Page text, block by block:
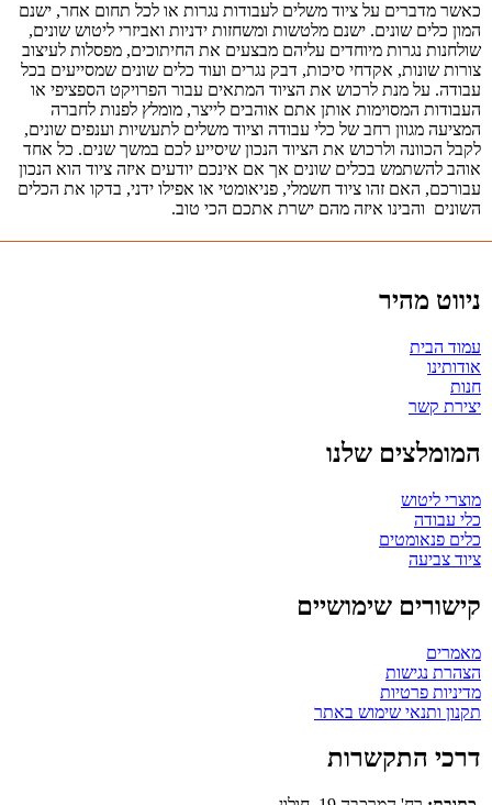
כאשר מדברים על ציוד משלים לעבודות נגרות או לכל תחום אחר, ישנם
המון כלים שונים. ישנם מלטשות ומשחזות ידניות ואביזרי ליטוש שונים,
שולחנות נגרות מיוחדים עליהם מבצעים את החיתוכים, מפסלות לעיצוב
צורות שונות, אקדחי סיכות, דבק נגרים ועוד כלים שונים שמסייעים בכל
עבודה. על מנת לרכוש את הציוד המתאים עבור הפרויקט הספציפי או
העבודות המסוימות אותן אתם אוהבים לייצר, מומלץ לפנות לחברה
המציעה מגוון רחב של כלי עבודה וציוד משלים לתעשיות וענפים שונים,
לקבל הכוונה ולרכוש את הציוד הנכון שיסייע לכם במשך שנים. כל אחד
אוהב להשתמש בכלים שונים אך אם אינכם יודעים איזה ציוד הוא הנכון
עבורכם, האם זהו ציוד חשמלי, פניאומטי או אפילו ידני, בדקו את הכלים
השונים והבינו איזה מהם ישרת אתכם הכי טוב.
ניווט מהיר
עמוד הבית
אודותינו
חנות
יצירת קשר
המומלצים שלנו
מוצרי ליטוש
כלי עבודה
כלים פנאומטים
ציוד צביעה
קישורים שימושיים
מאמרים
הצהרת נגישות
מדיניות פרטיות
תקנון ותנאי שימוש באתר
דרכי התקשרות